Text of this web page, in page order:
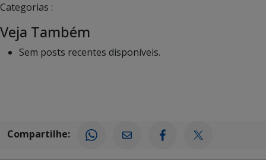
Categorias :
Veja Também
Sem posts recentes disponíveis.
Compartilhe: